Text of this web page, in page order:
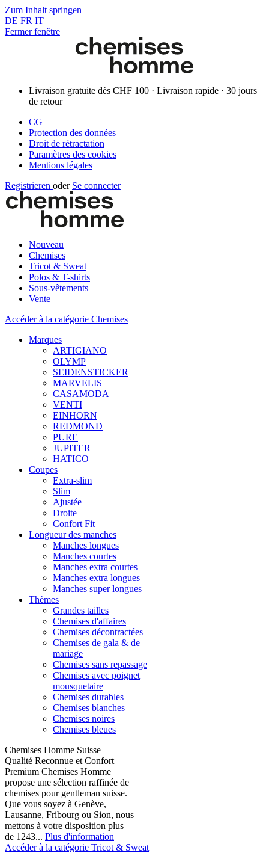
Zum Inhalt springen
DE FR IT
Fermer fenêtre
Livraison gratuite dès CHF 100 · Livraison rapide · 30 jours
de retour
CG
Protection des données
Droit de rétractation
Paramètres des cookies
Mentions légales
Registrieren oder Se connecter
Nouveau
Chemises
Tricot & Sweat
Polos & T-shirts
Sous-vêtements
Vente
Accéder à la catégorie Chemises
Marques
ARTIGIANO
OLYMP
SEIDENSTICKER
MARVELIS
CASAMODA
VENTI
EINHORN
REDMOND
PURE
JUPITER
HATICO
Coupes
Extra-slim
Slim
Ajustée
Droite
Confort Fit
Longueur des manches
Manches longues
Manches courtes
Manches extra courtes
Manches extra longues
Manches super longues
Thèmes
Grandes tailles
Chemises d'affaires
Chemises décontractées
Chemises de gala & de
mariage
Chemises sans repassage
Chemises avec poignet
mousquetaire
Chemises durables
Chemises blanches
Chemises noires
Chemises bleues
Chemises Homme Suisse |
Qualité Reconnue et Confort
Premium Chemises Homme
propose une sélection raffinée de
chemises pour gentleman suisse.
Que vous soyez à Genève,
Lausanne, Fribourg ou Sion, nous
mettons à votre disposition plus
de 1243... Plus d'information
Accéder à la catégorie Tricot & Sweat